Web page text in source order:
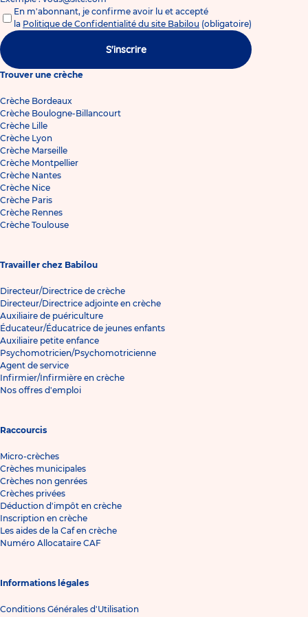
En m'abonnant, je confirme avoir lu et accepté
la Politique de Confidentialité du site Babilou (obligatoire)
S'inscrire
Trouver une crèche
Crèche Bordeaux
Crèche Boulogne-Billancourt
Crèche Lille
Crèche Lyon
Crèche Marseille
Crèche Montpellier
Crèche Nantes
Crèche Nice
Crèche Paris
Crèche Rennes
Crèche Toulouse
Travailler chez Babilou
Directeur/Directrice de crèche
Directeur/Directrice adjointe en crèche
Auxiliaire de puériculture
Éducateur/Éducatrice de jeunes enfants
Auxiliaire petite enfance
Psychomotricien/Psychomotricienne
Agent de service
Infirmier/Infirmière en crèche
Nos offres d'emploi
Raccourcis
Micro-crèches
Crèches municipales
Crèches non genrées
Crèches privées
Déduction d'impôt en crèche
Inscription en crèche
Les aides de la Caf en crèche
Numéro Allocataire CAF
Informations légales
Conditions Générales d'Utilisation